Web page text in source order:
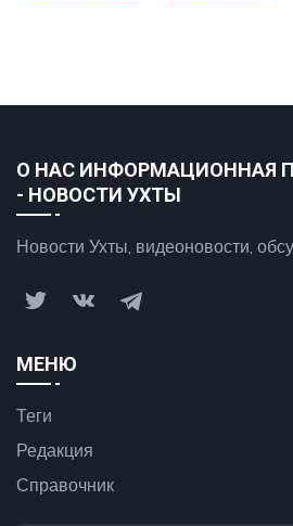
О НАС ИНФОРМАЦИОННАЯ
- НОВОСТИ УХТЫ
Новости Ухты, видеоновости,
МЕНЮ
Теги
Редакция
Справочник